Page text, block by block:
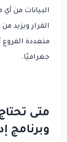
البيانات من
القرار ويزيد
متعددة
جغرافيًا.
متى تحتاج
وبرنامج